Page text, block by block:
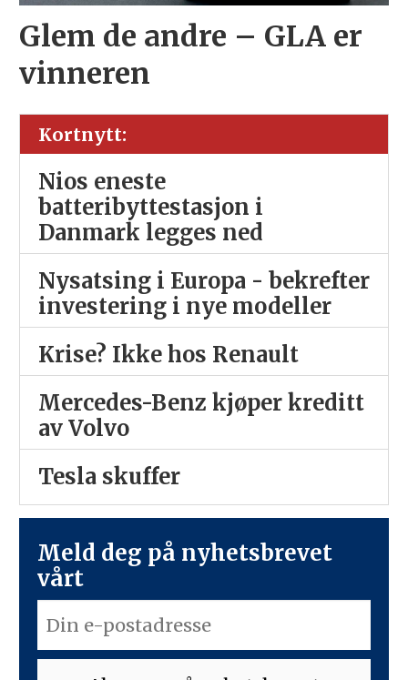
Glem de andre – GLA er
vinneren
Kortnytt:
Nios eneste
batteribyttestasjon i
Danmark legges ned
Nysatsing i Europa - bekrefter
investering i nye modeller
Krise? Ikke hos Renault
Mercedes-Benz kjøper kreditt
av Volvo
Tesla skuffer
Meld deg på nyhetsbrevet
vårt